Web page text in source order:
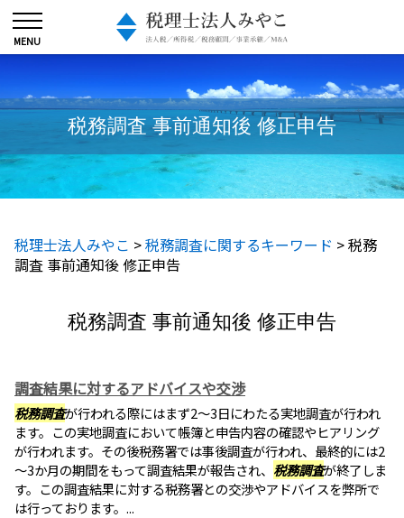
税務調査 事前通知後 修正申告
税理士法人みやこ >税務調査に関するキーワード >税務
調査 事前通知後 修正申告
税務調査 事前通知後 修正申告
調査結果に対するアドバイスや交渉
税務調査が行われる際にはまず2～3日にわたる実地調査が行われ
ます。この実地調査において帳簿と申告内容の確認やヒアリング
が行われます。その後税務署では事後調査が行われ、最終的には2
～3か月の期間をもって調査結果が報告され、 税務調査が終了しま
す。この調査結果に対する税務署との交渉やアドバイスを弊所で
は行っております。...